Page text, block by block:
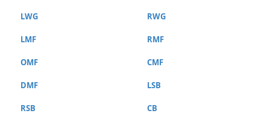
LWG RWG
LMF RMF
OMF CMF
DMF LSB
RSB CB